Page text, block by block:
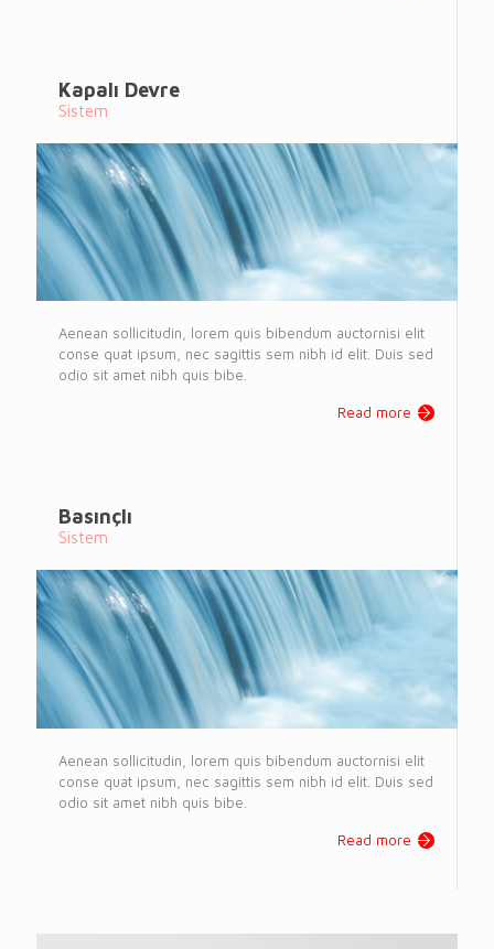
Kapalı Devre
Sistem
Aenean sollicitudin, lorem quis bibendum auctornisi elit
conse quat ipsum, nec sagittis sem nibh id elit. Duis sed
odio sit amet nibh quis bibe.
Read more
Basınçlı
Sistem
Aenean sollicitudin, lorem quis bibendum auctornisi elit
conse quat ipsum, nec sagittis sem nibh id elit. Duis sed
odio sit amet nibh quis bibe.
Read more